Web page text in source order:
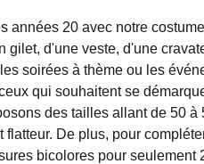
années 20 avec notre
gilet, d'une veste, d'une
soirées à thème ou les
qui souhaitent se
des tailles allant de 50 à
flatteur. De plus, pour
bicolores pour seulement